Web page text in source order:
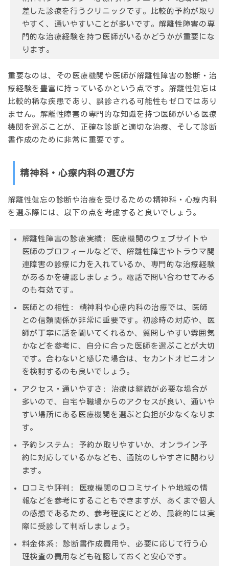
差した診療を行うクリニックです。比較的予約が取り
やすく、通いやすいことが多いです。解離性障害の専
門的な治療経験を持つ医師がいるかどうかが重要にな
ります。
重要なのは、その医療機関や医師が 解離性障害の診断・治
療経験を豊富に持っているか という点です。解離性健忘は
比較的稀な疾患であり、誤診される可能性もゼロではあり
ません。解離性障害の専門的な知識を持つ医師がいる医療
機関を選ぶことが、正確な診断と適切な治療、そして診断
書作成のために非常に重要です。
精神科・心療内科の選び方
解離性健忘の診断や治療を受けるための精神科・心療内科
を選ぶ際には、以下の点を考慮すると良いでしょう。
解離性障害の診療実績:
医療機関のウェブサイトや
医師のプロフィールなどで、解離性障害やトラウマ関
連障害の診療に力を入れているか、専門的な治療経験
があるかを確認しましょう。電話で問い合わせてみる
のも有効です。
医師との相性:
精神科や心療内科の治療では、医師
との信頼関係が非常に重要です。初診時の対応や、医
師が丁寧に話を聞いてくれるか、質問しやすい雰囲気
かなどを参考に、自分に合った医師を選ぶことが大切
です。合わないと感じた場合は、セカンドオピニオン
を検討するのも良いでしょう。
アクセス・通いやすさ:
治療は継続が必要な場合が
多いので、自宅や職場からのアクセスが良い、通いや
すい場所にある医療機関を選ぶと負担が少なくなりま
す。
予約システム:
予約が取りやすいか、オンライン予
約に対応しているかなども、通院のしやすさに関わり
ます。
口コミや評判:
医療機関の口コミサイトや地域の情
報などを参考にすることもできますが、あくまで個人
の感想であるため、参考程度にとどめ、最終的には実
際に受診して判断しましょう。
料金体系:
診断書作成費用や、必要に応じて行う心
理検査の費用なども確認しておくと安心です。